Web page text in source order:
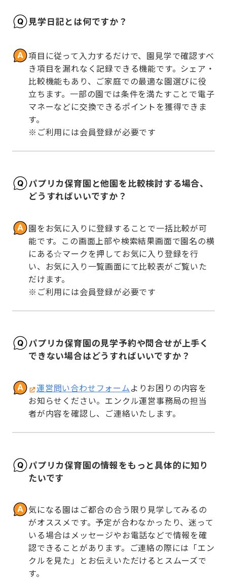
見学日記とは何ですか？
項目に従って入力するだけで、園見学で確認すべ
き項目を漏れなく記録できる機能です。シェア・
比較機能もあり、ご家庭での最適な園選びに役
立ちます。一部の園では条件を満たすことで電子
マネーなどに交換できるポイントを獲得できま
す。
※ご利用には会員登録が必要です
パプリカ保育園と他園を比較検討する場合、
どうすればいいですか？
園をお気に入りに登録することで一括比較が可
能です。この画面上部や検索結果画面で園名の横
にある☆マークを押してお気に入り登録を行
い、お気に入り一覧画面にて比較表がご覧いた
だけます。
※ご利用には会員登録が必要です
パプリカ保育園の見学予約や問合せが上手く
できない場合はどうすればいいですか？
運営問い合わせフォームよりお困りの内容を
お知らせください。エンクル運営事務局の担当
者が内容を確認し、ご連絡いたします。
パプリカ保育園の情報をもっと具体的に知り
たいです
気になる園はご都合の合う限り見学してみるの
がオススメです。予定が合わなかったり、迷って
いる場合はメッセージやお電話などで情報を確
認できることがあります。ご連絡の際には「エン
クルを見た」とお伝えいただけるとスムーズで
す。